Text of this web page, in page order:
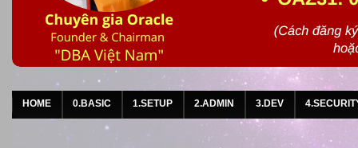
HOME 0.BASIC 1.SETUP 2.ADMIN 3.DEV